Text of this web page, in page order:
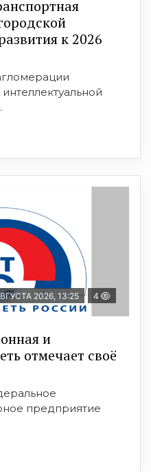
к 2026
2026, 13:25 4
и
отмечает своё
предприятие